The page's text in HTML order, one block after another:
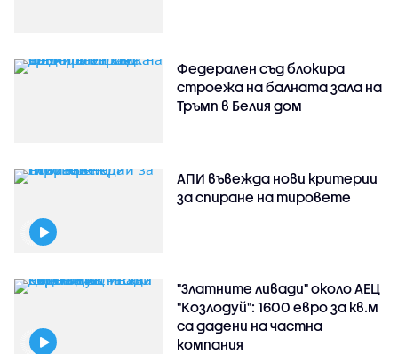
Федерален съд блокира
строежа на балната зала на
Тръмп в Белия дом
АПИ въвежда нови критерии
за спиране на тировете
"Златните ливади" около АЕЦ
"Козлодуй": 1600 евро за кв.м
са дадени на частна
компания